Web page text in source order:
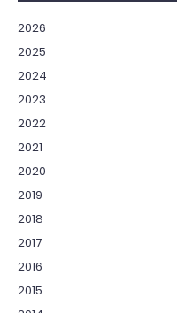
2026
2025
2024
2023
2022
2021
2020
2019
2018
2017
2016
2015